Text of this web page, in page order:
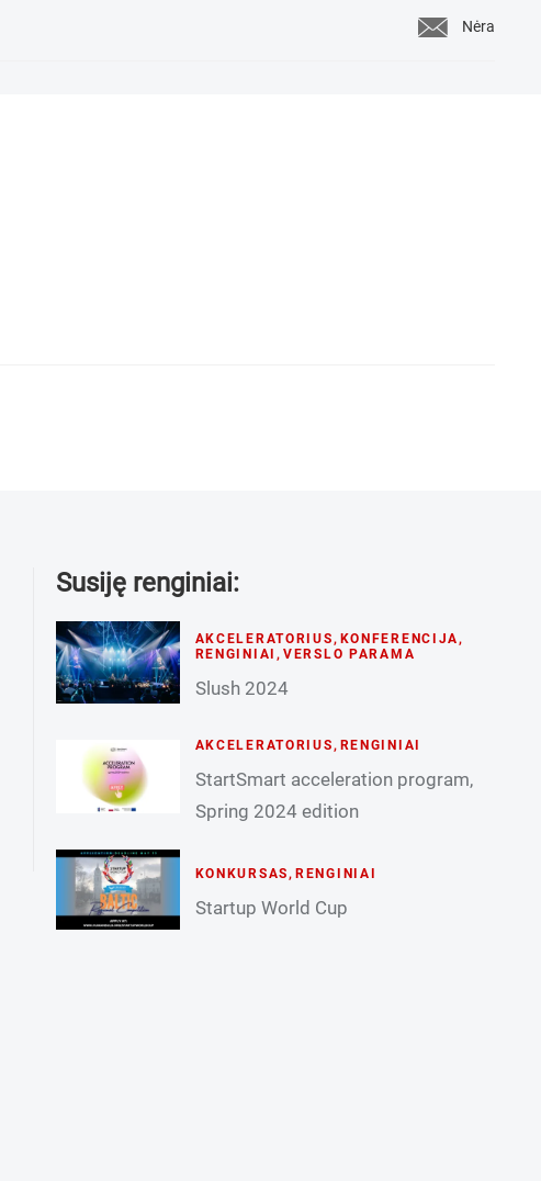
Nėra
Susiję renginiai:
AKCELERATORIUS , KONFERENCIJA ,
RENGINIAI , VERSLO PARAMA
Slush 2024
AKCELERATORIUS , RENGINIAI
StartSmart acceleration program,
Spring 2024 edition
KONKURSAS, RENGINIAI
Startup World Cup